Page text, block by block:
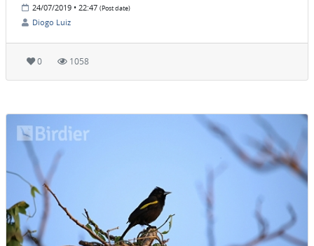
24/07/2019 • 22:47 (Post date)
Diogo Luiz
0 1058